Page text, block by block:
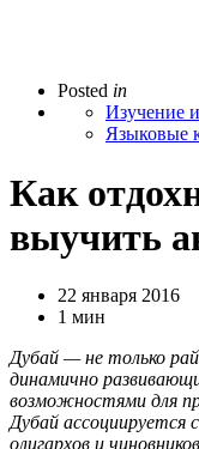
Posted in
Изучение
Языковые
Как
выучить
22 января 2016
1 мин
Дубай — не только
динамично
возможностями для
Дубай
олигархов и